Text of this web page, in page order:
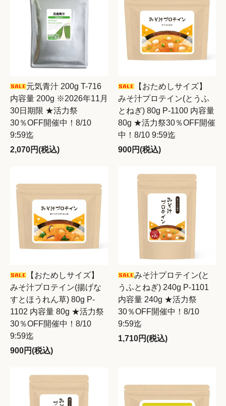
元気青汁 200g T-716
内容量 200g ※2026年11月
30日期限 ★活力祭
30％OFF開催中！8/10
9:59迄
2,070円(税込)
【おためしサイズ】
みそ汁プロテイン(とうふ
とねぎ) 80g P-1100 内容量
80g ★活力祭30％OFF開催
中！8/10 9:59迄
900円(税込)
【おためしサイズ】
みそ汁プロテイン(揚げな
すとほうれん草) 80g P-
1102 内容量 80g ★活力祭
30％OFF開催中！8/10
9:59迄
900円(税込)
みそ汁プロテイン(と
うふとねぎ) 240g P-1101
内容量 240g ★活力祭
30％OFF開催中！8/10
9:59迄
1,710円(税込)